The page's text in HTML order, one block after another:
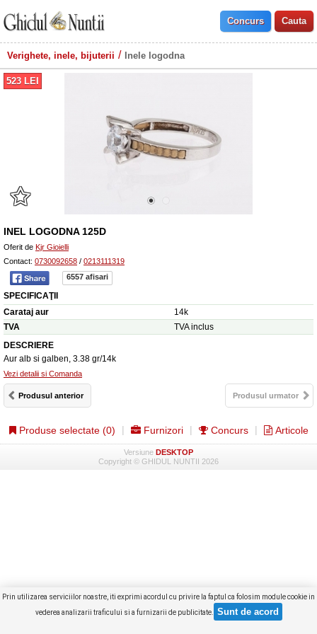
Verighete, inele, bijuterii Inele logodna
523 LEI
INEL LOGODNA 125D
Oferit de Kjr Gioielli
Contact: 0730092658 / 0213111319
6557 afisari
SPECIFICAŢII
Carataj aur
14k
TVA
TVA inclus
DESCRIERE
Aur alb si galben, 3.38 gr/14k
Vezi detalii si Comanda
Produsul anterior Produsul urmator
Prin utilizarea serviciilor noastre, iti exprimi acordul cu privire la faptul ca folosim module cookie in
vederea analizarii traficului si a furnizarii de publicitate.
Produse selectate (0) Furnizori Concurs Articole
Versiune DESKTOP
Copyright © GHIDUL NUNTII 2026